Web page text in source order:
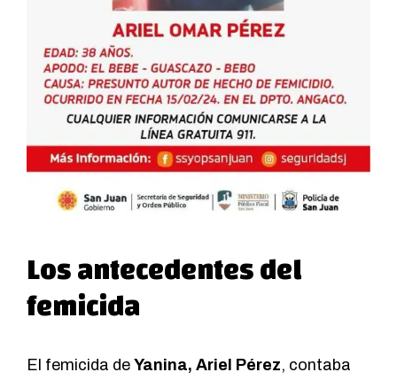
Los antecedentes del
femicida
El femicida de Yanina, Ariel Pérez, contaba